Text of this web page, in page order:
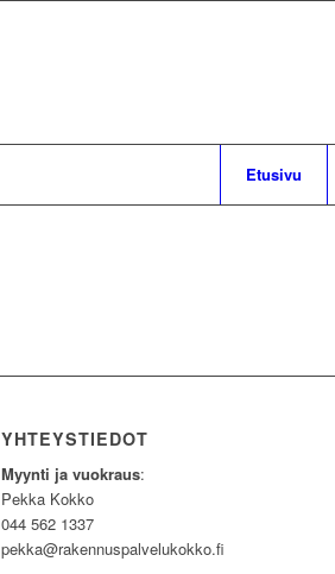
Etusivu
YHTEYSTIEDOT
Myynti ja vuokraus:
Pekka Kokko
044 562 1337
pekka@rakennuspalvelukokko.fi